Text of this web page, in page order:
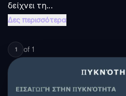
δείχνει τη...
Δες περισσότερα
1 of 1